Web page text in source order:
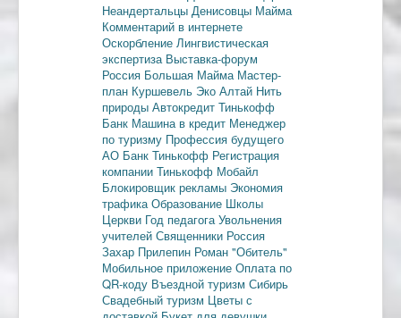
Неандертальцы Денисовцы Майма
Комментарий в интернете
Оскорбление Лингвистическая
экспертиза Выставка-форум
Россия Большая Майма Мастер-
план Куршевель Эко Алтай Нить
природы Автокредит Тинькофф
Банк Машина в кредит Менеджер
по туризму Профессия будущего
АО Банк Тинькофф Регистрация
компании Тинькофф Мобайл
Блокировщик рекламы Экономия
трафикаОбразование Школы
Церкви Год педагогаУвольнения
учителей Священники Россия
Захар Прилепин Роман "Обитель"
Мобильное приложение Оплата по
QR-коду Въездной туризм Сибирь
Свадебный туризм Цветы с